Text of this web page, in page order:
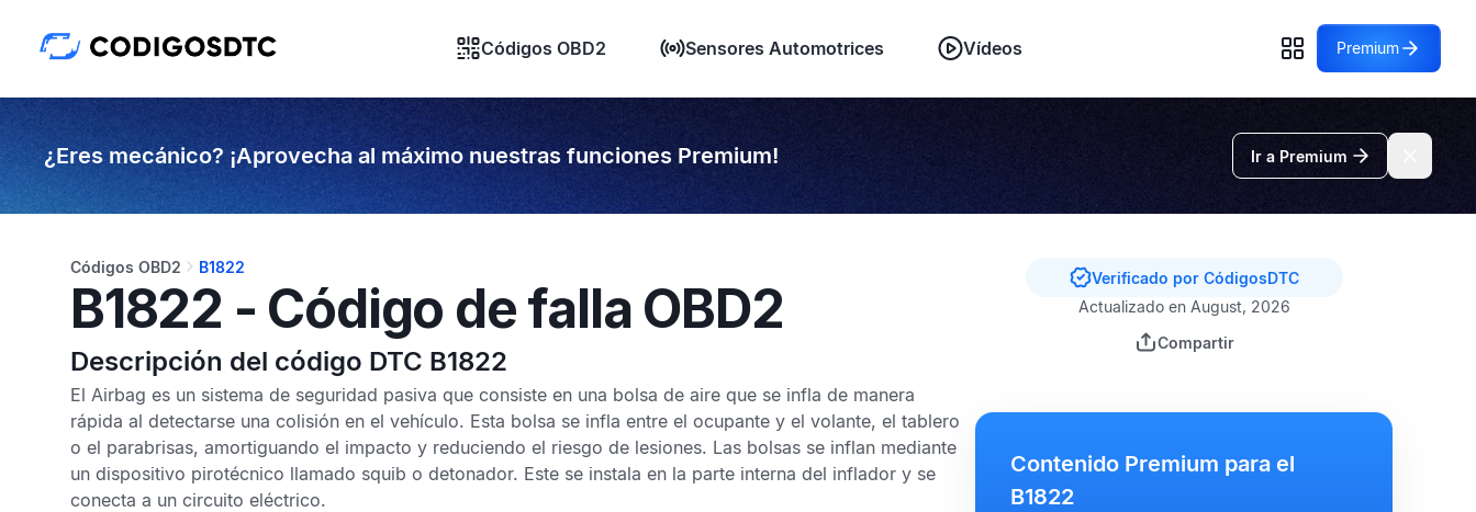
Códigos OBD2 Sensores Automotrices Vídeos Premium
¿Eres mecánico? ¡Aprovecha al máximo nuestras funciones Premium! Ir a Premium
Códigos OBD2 B1822
B1822 - Código de falla OBD2
Descripción del código DTC B1822
El Airbag es un sistema de seguridad pasiva que consiste en una bolsa de aire que se infla de manera
rápida al detectarse una colisión en el vehículo. Esta bolsa se infla entre el ocupante y el volante, el tablero
o el parabrisas, amortiguando el impacto y reduciendo el riesgo de lesiones. Las bolsas se inflan mediante
un dispositivo pirotécnico llamado squib o detonador. Este se instala en la parte interna del inflador y se
conecta a un circuito eléctrico.
Verificado por CódigosDTC
Actualizado en August, 2026
Compartir
Contenido Premium para el
B1822